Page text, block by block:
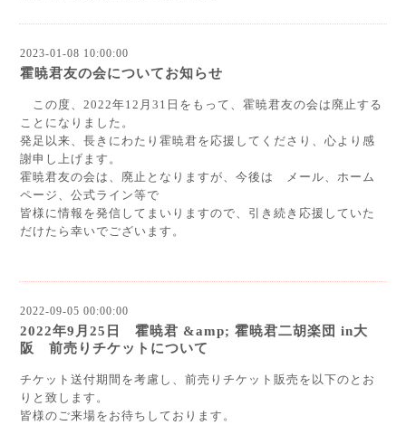
2023-01-08 10:00:00
霍暁君友の会についてお知らせ
この度、2022年12月31日をもって、霍暁君友の会は廃止する
ことになりました。
発足以来、長きにわたり霍暁君を応援してくださり、心より感
謝申し上げます。
霍暁君友の会は、廃止となりますが、今後は メール、ホーム
ページ、公式ライン等で
皆様に情報を発信してまいりますので、引き続き応援していた
だけたら幸いでございます。
2022-09-05 00:00:00
2022年9月25日 霍暁君 &amp; 霍暁君二胡楽団 in大
阪 前売りチケットについて
チケット送付期間を考慮し、前売りチケット販売を以下のとお
りと致します。
皆様のご来場をお待ちしております。